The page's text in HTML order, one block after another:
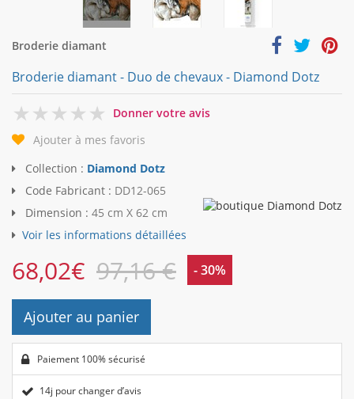
Broderie diamant
Broderie diamant - Duo de chevaux - Diamond Dotz
0
Donner votre avis
Ajouter à mes favoris
Collection : Diamond Dotz
Code Fabricant : DD12-065
Dimension : 45 cm X 62 cm
Voir les informations détaillées
68,02€ 97,16 € - 30%
Ajouter au panier
Paiement 100% sécurisé
14j pour changer d’avis